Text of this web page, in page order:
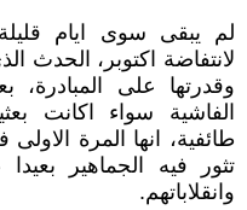
لم يبقى سوى ايام
لانتفاضة اكتوبر، الحدث
وقدرتها على
الفاشية سواء اكانت
طائفية، انها المرة
تثور فيه الجماهير
وانقلاباتهم.